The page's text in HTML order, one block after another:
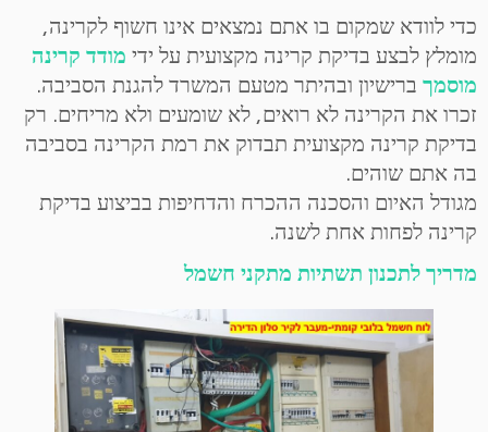
כדי לוודא שמקום בו אתם נמצאים אינו חשוף לקרינה,
מומלץ לבצע בדיקת קרינה מקצועית על ידי מודד קרינה
מוסמך ברישיון ובהיתר מטעם המשרד להגנת הסביבה.
זכרו את הקרינה לא רואים, לא שומעים ולא מריחים. רק
בדיקת קרינה מקצועית תבדוק את רמת הקרינה בסביבה
בה אתם שוהים.
מגודל האיום והסכנה ההכרח והדחיפות בביצוע בדיקת
קרינה לפחות אחת לשנה.
מדריך לתכנון תשתיות מתקני חשמל